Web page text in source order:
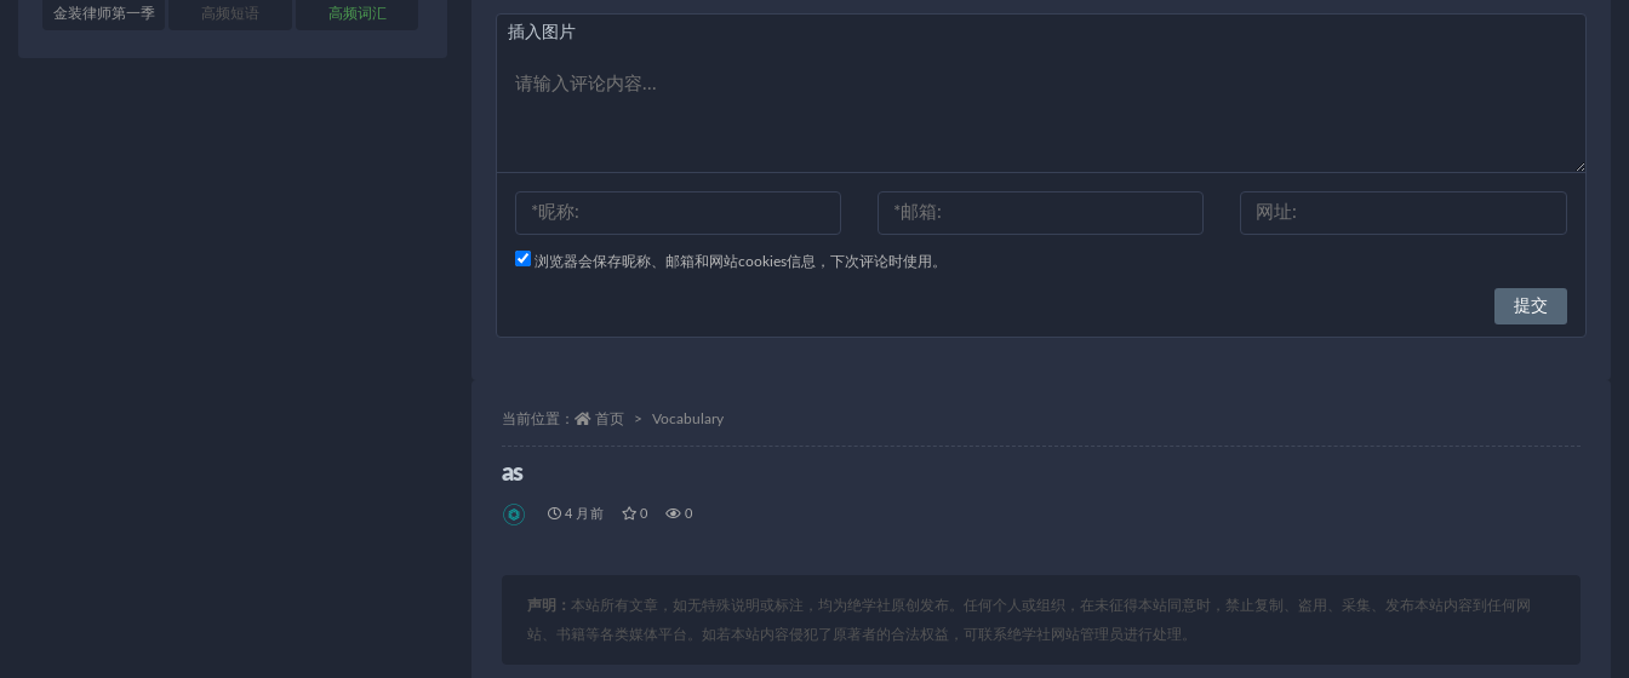
插入图片
浏览器会保存昵称、邮箱和网站cookies信息，下次评论时使用。
当前位置： 首页 Vocabulary
as
4 月前 0 0
声明： 本站所有文章，如无特殊说明或标注，均为绝学社原创发布。任何个人或组织，在未征得本站同意时，禁止复制、盗用、采集、发布本站内容到任何网
站、书籍等各类媒体平台。如若本站内容侵犯了原著者的合法权益，可联系绝学社网站管理员进行处理。
金装律师第一季 高频短语 高频词汇